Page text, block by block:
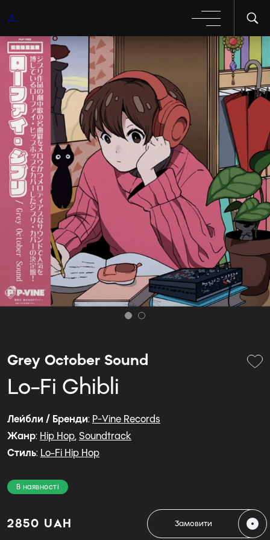
Grey October Sound
Lo-Fi Ghibli
Лейбли / Бренди: P-Vine Records
Жанр: Hip Hop, Soundtrack
Стиль: Lo-Fi Hip Hop
В наявності
2850 UAH Замовити